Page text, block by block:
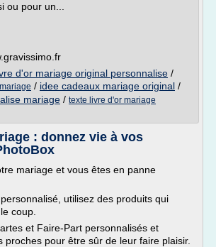
ou pour un...
d'or mariage original personnalise /
/ idee cadeaux mariage original /
mariage / texte livre d'or mariage
: donnez vie à vos
mariage et vous êtes en panne
utilisez des produits qui
coup.
et Faire-Part personnalisés et
proches pour être sûr de leur faire plaisir.